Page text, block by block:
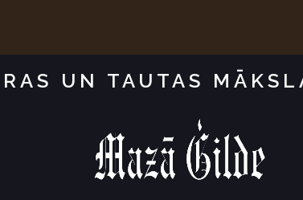
UN TAUTAS